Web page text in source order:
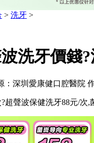
> 洗牙 >
洗牙價錢
：深圳愛康健口腔醫院
超聲波保健洗牙88元/